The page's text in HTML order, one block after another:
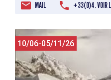
MAIL +33(0)4. VOIR
10/06-05/11/26